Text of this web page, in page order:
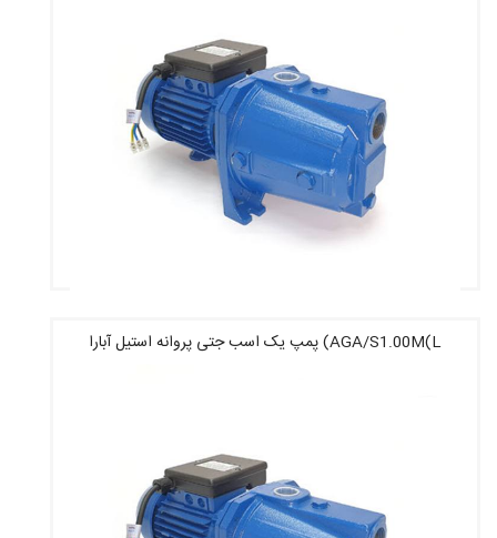
AGA/S1.00M(L) پمپ یک اسب جتی پروانه استیل آبارا